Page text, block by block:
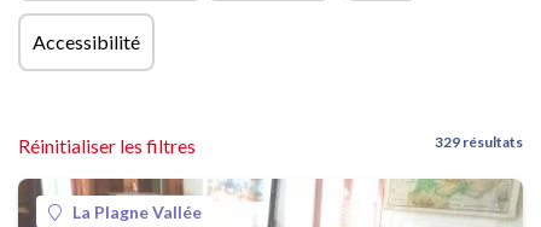
Accessibilité
Réinitialiser les filtres 329 résultats
La Plagne Vallée